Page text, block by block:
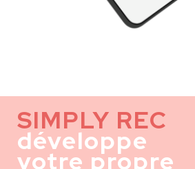
SIMPLY REC
développe
votre propre